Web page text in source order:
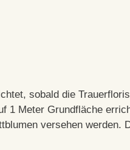
sobald die
1 Meter Grundfläche
versehen werden.